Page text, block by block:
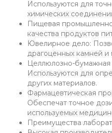
Используются для
химических
Пищевая
качества продуктов
Ювелирное дело:
драгоценных камней и
Целлюлозно-
Используются для
других материалов.
Фармацевтическая
Обеспечат точное
используемых
Преимущества